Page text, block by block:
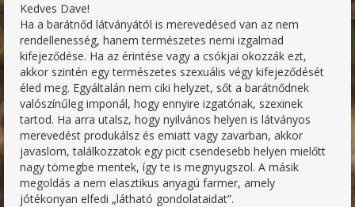
Kedves Dave!
Ha a barátnőd látványától is merevedésed van az nem
rendellenesség, hanem természetes nemi izgalmad
kifejeződése. Ha az érintése vagy a csókjai okozzák ezt,
akkor szintén egy természetes szexuális végy kifejeződését
éled meg. Egyáltalán nem ciki helyzet, sőt a barátnődnek
valószínűleg imponál, hogy ennyire izgatónak, szexinek
tartod. Ha arra utalsz, hogy nyilvános helyen is látványos
merevedést produkálsz és emiatt vagy zavarban, akkor
javaslom, találkozzatok egy picit csendesebb helyen mielőtt
nagy tömegbe mentek, így te is megnyugszol. A másik
megoldás a nem elasztikus anyagú farmer, amely
jótékonyan elfedi „látható gondolataidat”.